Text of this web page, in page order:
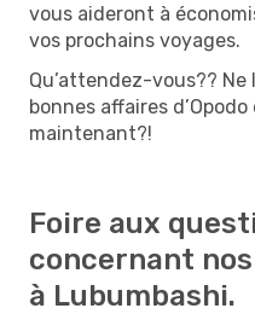
vous aideront à
vos prochains voyages.
Qu’attendez-vous?? Ne
bonnes affaires
maintenant?!
Foire aux
concernant
à Lubumbashi.